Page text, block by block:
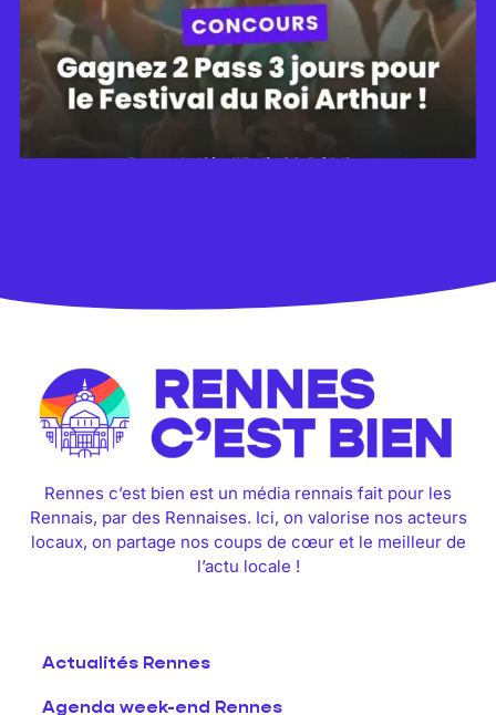
Rennes c’est bien est un média rennais fait pour les
Rennais, par des Rennaises. Ici, on valorise nos acteurs
locaux, on partage nos coups de cœur et le meilleur de
l’actu locale !
Actualités Rennes
Agenda week-end Rennes